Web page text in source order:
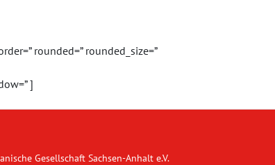
rounded=” rounded_size=”
]
Gesellschaft Sachsen-Anhalt e.V.